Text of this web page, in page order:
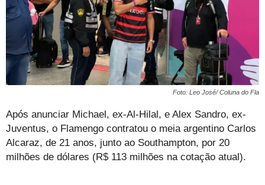
Foto: Leo José/ Coluna do Fla
Após anunciar Michael, ex-Al-Hilal, e Alex Sandro, ex-
Juventus, o Flamengo contratou o meia argentino Carlos
Alcaraz, de 21 anos, junto ao Southampton, por 20
milhões de dólares (R$ 113 milhões na cotação atual).